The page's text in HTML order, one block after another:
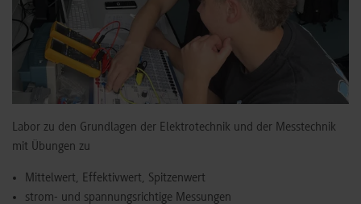
Labor zu den Grundlagen der Elektrotechnik und der Messtechnik
mit Übungen zu
Mittelwert, Effektivwert, Spitzenwert
strom- und spannungsrichtige Messungen